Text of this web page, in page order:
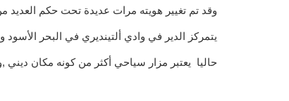
وقد تم تغيير هويته مرات عديدة تحت حكم العديد
يتمركز الدير في وادي ألتينديري في البحر
حاليا يعتبر مزار سياحي أكثر من كونه مكان ديني